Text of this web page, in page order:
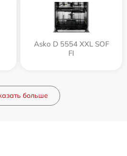
Asko D 5554 XXL SOF
FI
больше